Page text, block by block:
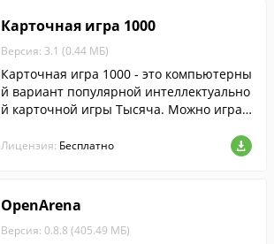
Карточная игра 1000
Версия: 3.1 (0.44 МБ)
Карточная игра 1000 - это компьютерны
й вариант популярной интеллектуально
й карточной игры Тысяча. Можно играт
в качестве соперника....
Лицензия: Бесплатно
OpenArena
Версия: 0.8.8 (405.49 МБ)